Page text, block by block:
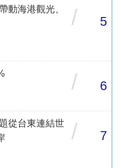
海港觀光、
/ 5
/ 6
從台東連結世
/ 7